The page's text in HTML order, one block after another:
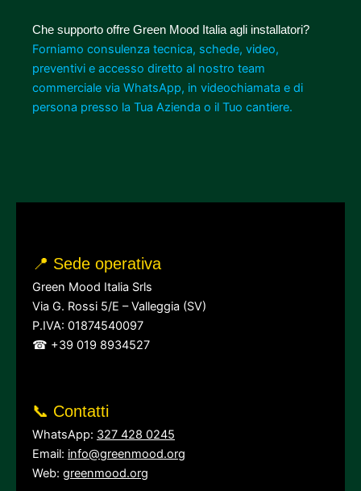
Che supporto offre Green Mood Italia agli installatori?
Forniamo consulenza tecnica, schede, video,
preventivi e accesso diretto al nostro team
commerciale via WhatsApp, in videochiamata e di
persona presso la Tua Azienda o il Tuo cantiere.
📍 Sede operativa
Green Mood Italia Srls
Via G. Rossi 5/E – Valleggia (SV)
P.IVA: 01874540097
☎ +39 019 8934527
📞 Contatti
WhatsApp: 327 428 0245
Email: info@greenmood.org
Web: greenmood.org